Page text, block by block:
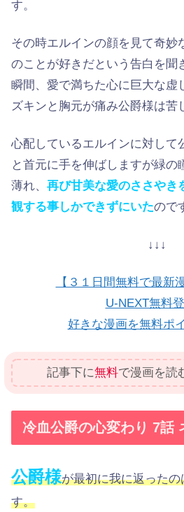
す。
その時エルインの顔を見て奇妙
のことが好きだという告白を聞
瞬間、愛で満ちた心に巨大な虚
ズキンと胸元が痛み公爵様は苦
心配しているエルインに対して
と首元に手を伸ばしますが緑の
薄れ、 再び甘美な愛のささやき
観する事しかできずにいたので
↓↓↓
【３１日間無料で最新
U-NEXT無料
好きな漫画を無料ポ
記事下に無料で漫画を読
冷血公爵の心変わり 7話
公爵様が最初に我に返った
す。